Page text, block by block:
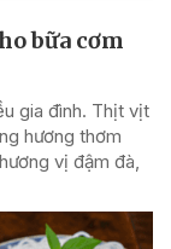
bữa cơm
gia đình. Thịt vịt
hương thơm
vị đậm đà,